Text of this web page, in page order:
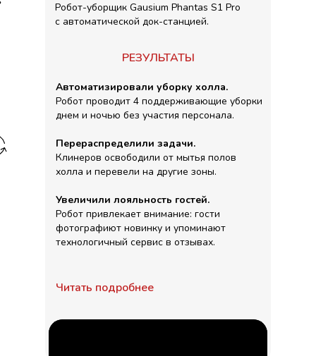
РЕЗУЛЬТАТЫ
Автоматизировали уборку холла.
Робот проводит 4 поддерживающие уборки
днем и ночью без участия персонала.
Перераспределили задачи.
Клинеров освободили от мытья полов
холла и перевели на другие зоны.
Увеличили лояльность гостей.
Робот привлекает внимание: гости
фотографиют новинку и упоминают
технологичный сервис в отзывах.
Робот-уборщик Gausium Phantas S1 Pro
с автоматической док-станцией.
Читать подробнее